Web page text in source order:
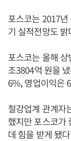
포스코는 2017
기 실적전망도 밝
포스코는 올해
조3804억 원을
6%, 영업이익은
철강업계 관계자
했지만 포스코가
데 힘을 받게 됐